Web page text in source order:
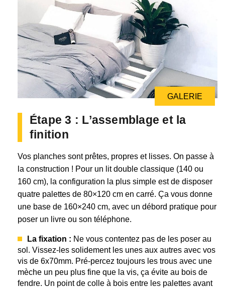
GALERIE
GALERIE
Étape 3 : L’assemblage et la
finition
Vos planches sont prêtes, propres et lisses. On passe à
la construction ! Pour un lit double classique (140 ou
160 cm), la configuration la plus simple est de disposer
quatre palettes de 80×120 cm en carré. Ça vous donne
une base de 160×240 cm, avec un débord pratique pour
poser un livre ou son téléphone.
La fixation : Ne vous contentez pas de les poser au
sol. Vissez-les solidement les unes aux autres avec vos
vis de 6x70mm. Pré-percez toujours les trous avec une
mèche un peu plus fine que la vis, ça évite au bois de
fendre. Un point de colle à bois entre les palettes avant